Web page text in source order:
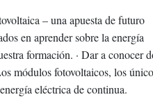
– una apuesta de futuro
en aprender sobre la energía
formación. · Dar a conocer
módulos fotovoltaicos, los
eléctrica de continua.